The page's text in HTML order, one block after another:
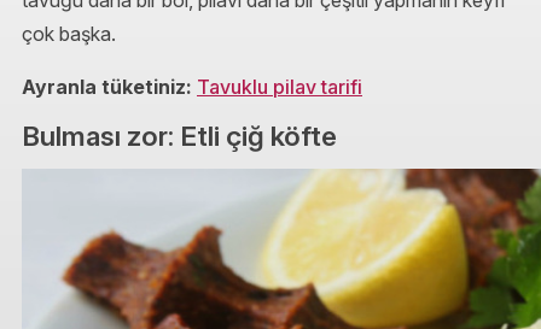
çok başka.
Ayranla tüketiniz: Tavuklu pilav tarifi
Bulması zor: Etli çiğ köfte